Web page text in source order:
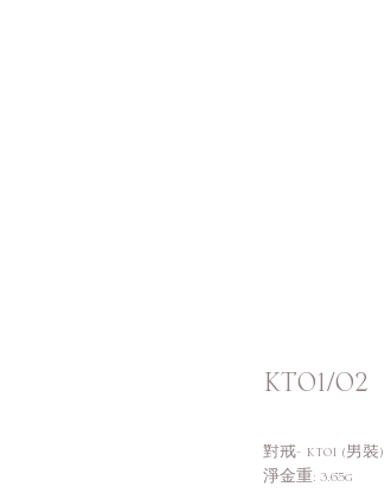
KT01/02
對戒- KT01 (男裝)
淨金重: 3.65g